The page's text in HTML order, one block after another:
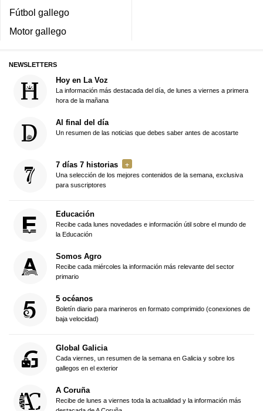
Fútbol gallego
Motor gallego
NEWSLETTERS
Hoy en La Voz
La información más destacada del día, de lunes a viernes a primera
hora de la mañana
Al final del día
Un resumen de las noticias que debes saber antes de acostarte
7 días 7 historias
Una selección de los mejores contenidos de la semana, exclusiva
para suscriptores
Educación
Recibe cada lunes novedades e información útil sobre el mundo de
la Educación
Somos Agro
Recibe cada miércoles la información más relevante del sector
primario
5 océanos
Boletín diario para marineros en formato comprimido (conexiones de
baja velocidad)
Global Galicia
Cada viernes, un resumen de la semana en Galicia y sobre los
gallegos en el exterior
A Coruña
Recibe de lunes a viernes toda la actualidad y la información más